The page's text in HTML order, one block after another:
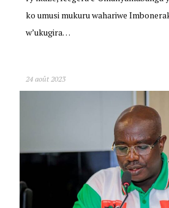
ko umusi mukuru wahariwe
w’ukugira…
24 août 2023